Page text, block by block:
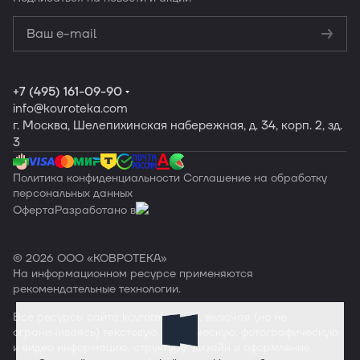
конфиденциальности
Обработку
персональных данных
+7 (495) 161-09-90
info@kovroteka.com
г. Москва, Шелепихинская набережная, д. 34, корп. 2, зд.
3
Политика конфиденциальности Соглашение на обработку
персональных данных
ОфертаРазработано в
© 2026 ООО «КОВРОТЕКА»
На информационном ресурсе применяются
рекомендательные технологии.
Все ресурсы сайта
kovroteka.com
ограничиваясь) текстовую, графическую, фотографическую
и видео информацию, структуру, дизайн и оформление